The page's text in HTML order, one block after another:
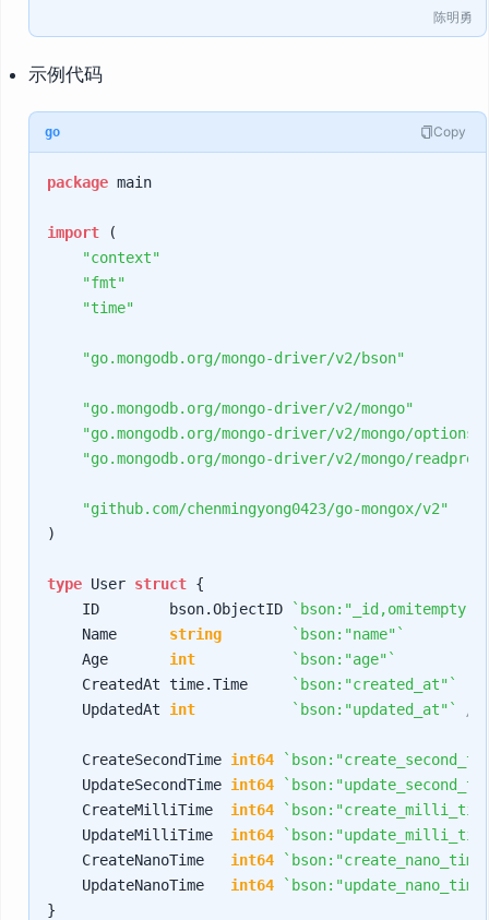
陈明勇
示例代码
go Copy
package main
import (
"context"
"fmt"
"time"
"go.mongodb.org/mongo-driver/v2/bson"
"go.mongodb.org/mongo-driver/v2/mongo"
"go.mongodb.org/mongo-driver/v2/mongo/options"
"go.mongodb.org/mongo-driver/v2/mongo/
"github.com/chenmingyong0423/go-mongox/v2"
)
type User struct {
    ID        bson.ObjectID
`bson:"_id,omitempty"
    Name
string
`bson:"name"`
    Age
int
`bson:"age"`
    CreatedAt time.Time
`bson:"created_at"`
    UpdatedAt
int `bson:"updated_at"`
    CreateSecondTime
int64
    UpdateSecondTime
int64
    CreateMilliTime
int64
    UpdateMilliTime
int64
    CreateNanoTime
int64
    UpdateNanoTime
int64
}